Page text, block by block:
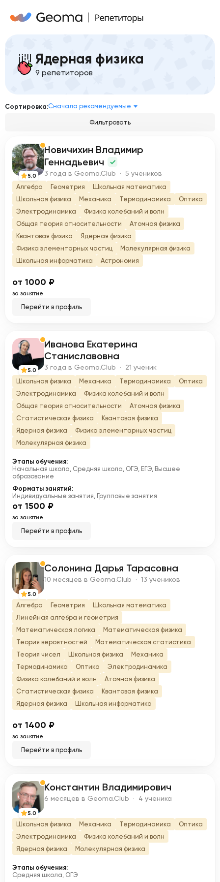
Ядерная физика
9 репетиторов
Сортировка:Сначала рекомендуемые
Фильтровать
Н
5.0
Новичихин Владимир
Геннадьевич
3 года в Geoma.Club · 5 учеников
Алгебра Геометрия
Школьная математика
Школьная физика
Механика Термодинамика
Оптика
Электродинамика
Физика колебаний и волн
Общая теория относительности
Атомная физика
Квантовая физика
Ядерная физика
Физика элементарных частиц
Молекулярная физика
Школьная информатика
Астрономия
от 1000 ₽
за занятие
Перейти в профиль
И
5.0
Иванова Екатерина
Станиславовна
3 года в Geoma.Club · 21 ученик
Школьная физика Механика Термодинамика
Оптика
Электродинамика
Физика колебаний и волн
Общая теория относительности
Атомная физика
Статистическая физика
Квантовая физика
Ядерная физика
Физика элементарных частиц
Молекулярная физика
Этапы обучения:
Начальная школа, Средняя школа, ОГЭ, ЕГЭ, Высшее
образование
Форматы занятий:
Индивидуальные занятия, Групповые занятия
от 1500 ₽
за занятие
Перейти в профиль
С
5.0
Солонина Дарья Тарасовна
10 месяцев в Geoma.Club · 13 учеников
Алгебра Геометрия
Школьная математика
Линейная алгебра и геометрия
Математическая логика
Математическая физика
Теория вероятностей
Математическая статистика
Теория чисел
Школьная физика
Механика
Термодинамика
Оптика
Электродинамика
Физика колебаний и волн
Атомная физика
Статистическая физика
Квантовая физика
Ядерная физика
Школьная информатика
от 1400 ₽
за занятие
Перейти в профиль
К
5.0
Константин Владимирович
6 месяцев в Geoma.Club · 4 ученика
Школьная физика Механика Термодинамика
Оптика
Электродинамика
Физика колебаний и волн
Ядерная физика
Молекулярная физика
Этапы обучения:
Средняя школа, ОГЭ